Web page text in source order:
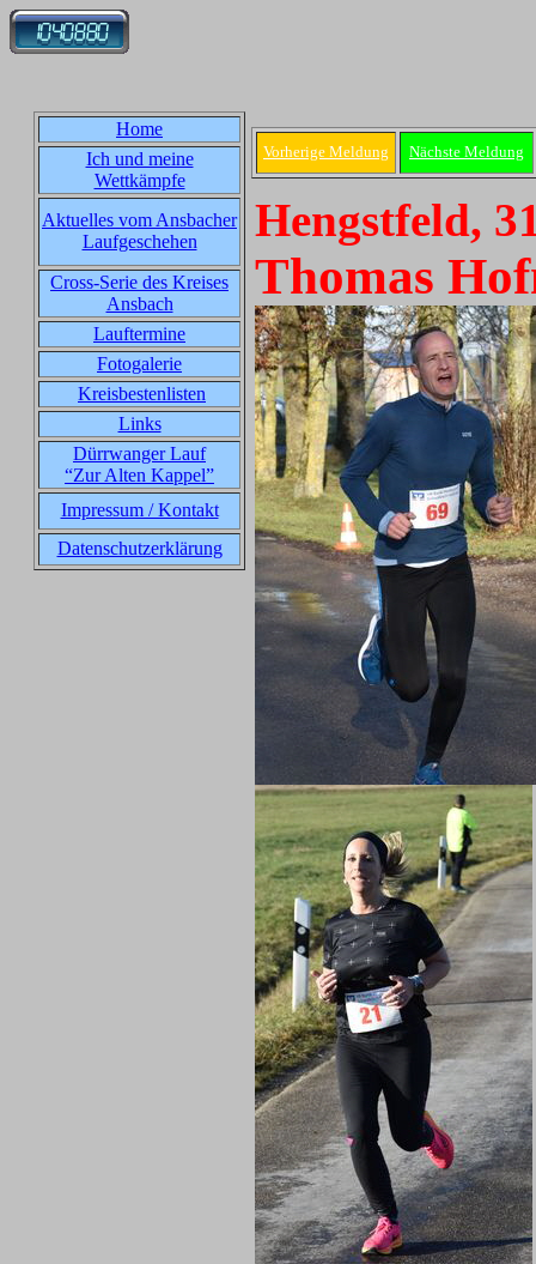
Home
Ich und meine
Wettkämpfe
Aktuelles vom Ansbacher
Laufgeschehen
Cross-Serie des Kreises
Ansbach
Lauftermine
Fotogalerie
Kreisbestenlisten
Links
Dürrwanger Lauf
“Zur Alten Kappel”
Impressum / Kontakt
Datenschutzerklärung
Vorherige Meldung Nächste Meldung
Hengstfeld,
Thomas